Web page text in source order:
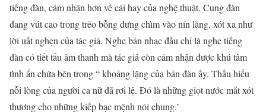
tiếng đàn, cảm nhận hơn về cái hay của nghệ thuật. Cung đàn
đang vút cao trong trẻo bỗng dưng chìm vào nín lặng, xót xa như
lời uất nghẹn của tác giả. Nghe bản nhạc đầu chỉ là nghe tiếng
đàn có tiết tấu âm thanh mà tác giả còn cảm nhận được khú tâm
tình ẩn chứa bên trong “ khoảng lặng của bản đàn ấy. Thấu hiểu
nỗi lòng của người ca nữ đã rơi lệ. Đó là những giọt nước mắt xót
thương cho những kiếp bạc mệnh nói chung.’